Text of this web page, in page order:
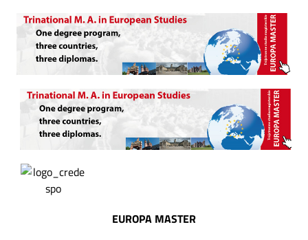
EUROPA MASTER